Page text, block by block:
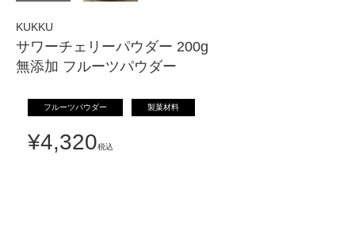
KUKKU
サワーチェリーパウダー 200g
無添加 フルーツパウダー
フルーツパウダー 製菓材料
¥4,320税込